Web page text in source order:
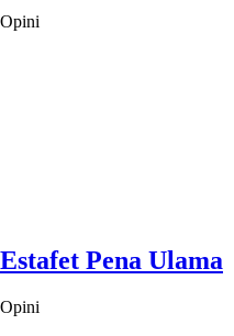
Opini
Estafet Pena Ulama
Opini